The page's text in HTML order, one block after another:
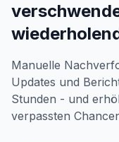
Manuelle
Updates und
Stunden - und
verpassten